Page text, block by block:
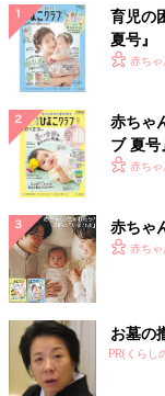
ほどかわいい！！
ふわふわの触り
ス
育児の
夏号』
いっぱ
赤ち
赤ちゃ
ブ 夏
く！ お
赤ち
赤ちゃ
赤ち
お墓の
PR(くらし